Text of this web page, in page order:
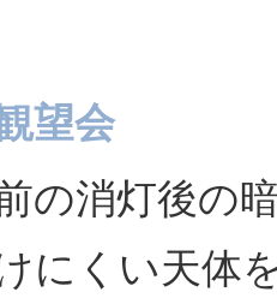
望会
の消灯後の
にくい天体